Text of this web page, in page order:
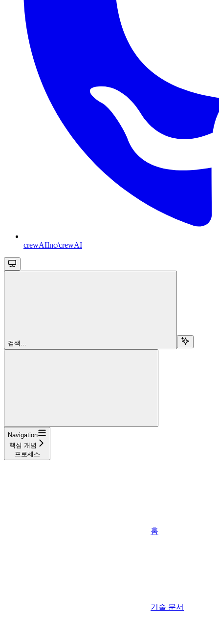
crewAIInc/crewAI
검색...
Navigation
핵심 개념
프로세스
홈
기술 문서